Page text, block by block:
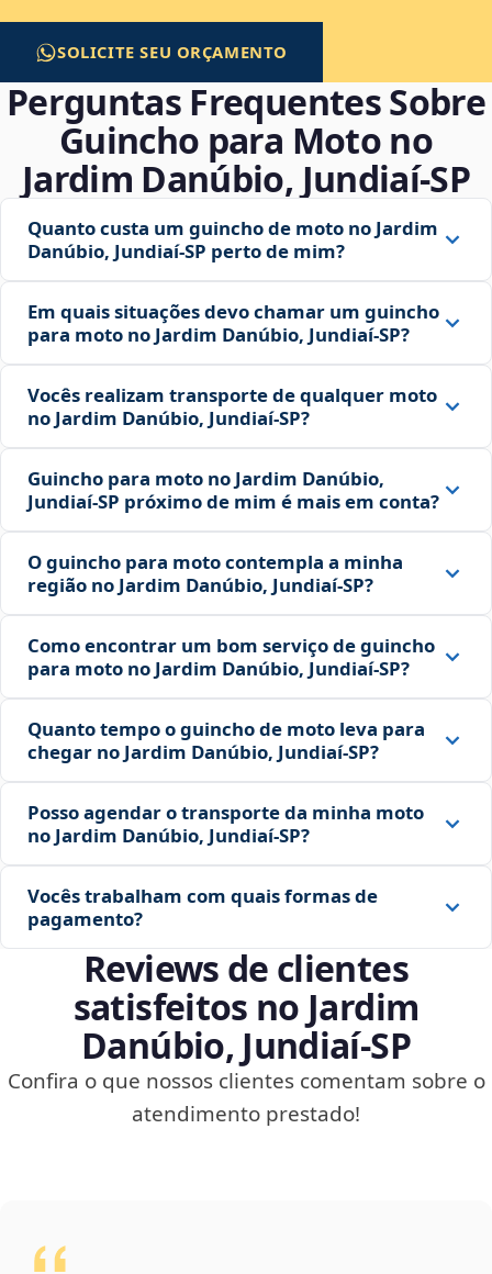
SOLICITE SEU ORÇAMENTO
Perguntas Frequentes Sobre
Guincho para Moto no
Jardim Danúbio, Jundiaí‑SP
Quanto custa um guincho de moto no Jardim
Danúbio, Jundiaí‑SP perto de mim?
Em quais situações devo chamar um guincho
para moto no Jardim Danúbio, Jundiaí‑SP?
Vocês realizam transporte de qualquer moto
no Jardim Danúbio, Jundiaí‑SP?
Guincho para moto no Jardim Danúbio,
Jundiaí‑SP próximo de mim é mais em conta?
O guincho para moto contempla a minha
região no Jardim Danúbio, Jundiaí‑SP?
Como encontrar um bom serviço de guincho
para moto no Jardim Danúbio, Jundiaí‑SP?
Quanto tempo o guincho de moto leva para
chegar no Jardim Danúbio, Jundiaí‑SP?
Posso agendar o transporte da minha moto
no Jardim Danúbio, Jundiaí‑SP?
Vocês trabalham com quais formas de
pagamento?
Reviews de clientes
satisfeitos no Jardim
Danúbio, Jundiaí‑SP
Confira o que nossos clientes comentam sobre o
atendimento prestado!